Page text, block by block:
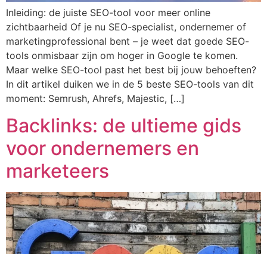
Inleiding: de juiste SEO-tool voor meer online
zichtbaarheid Of je nu SEO-specialist, ondernemer of
marketingprofessional bent – je weet dat goede SEO-
tools onmisbaar zijn om hoger in Google te komen.
Maar welke SEO-tool past het best bij jouw behoeften?
In dit artikel duiken we in de 5 beste SEO-tools van dit
moment: Semrush, Ahrefs, Majestic, […]
Backlinks: de ultieme gids
voor ondernemers en
marketeers